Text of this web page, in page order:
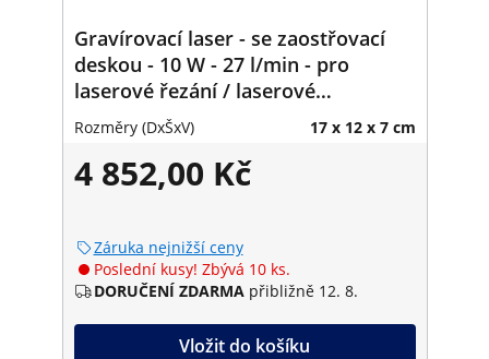
Gravírovací laser - se zaostřovací
deskou - 10 W - 27 l/min - pro
laserové řezání / laserové
gravírování
Rozměry (DxŠxV) 17 x 12 x 7 cm
4 852,00 Kč
Záruka nejnižší ceny
Poslední kusy! Zbývá 10 ks.
DORUČENÍ ZDARMA přibližně 12. 8.
Vložit do košíku